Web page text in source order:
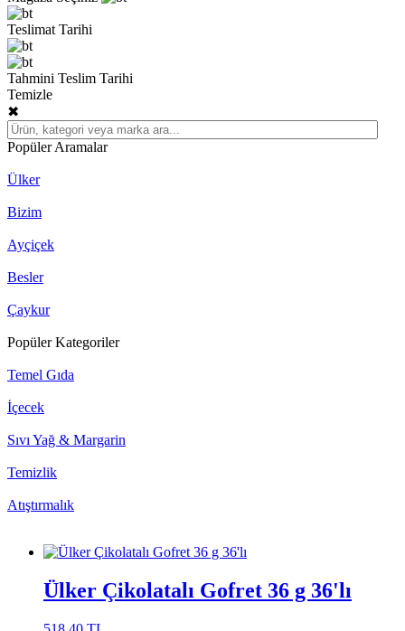
Teslimat Tarihi
Tahmini Teslim Tarihi
Temizle
✖
Popüler Aramalar
Ülker
Bizim
Ayçiçek
Besler
Çaykur
Popüler Kategoriler
Temel Gıda
İçecek
Sıvı Yağ & Margarin
Temizlik
Atıştırmalık
Ülker Çikolatalı Gofret 36 g 36'lı